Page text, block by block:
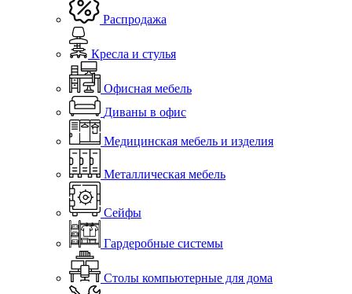
Распродажа
Кресла и стулья
Офисная мебель
Диваны в офис
Медицинская мебель и изделия
Металлическая мебель
Сейфы
Гардеробные системы
Столы компьютерные для дома